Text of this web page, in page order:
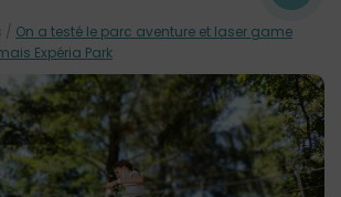
/ On a testé le parc aventure et laser game
Expéria Park